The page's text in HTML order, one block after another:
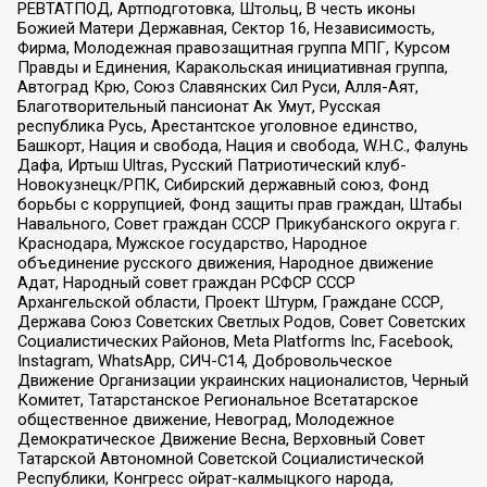
РЕВТАТПОД, Артподготовка, Штольц, В честь иконы
Божией Матери Державная, Сектор 16, Независимость,
Фирма, Молодежная правозащитная группа МПГ, Курсом
Правды и Единения, Каракольская инициативная группа,
Автоград Крю, Союз Славянских Сил Руси, Алля-Аят,
Благотворительный пансионат Ак Умут, Русская
республика Русь, Арестантское уголовное единство,
Башкорт, Нация и свобода, Нация и свобода, W.H.С., Фалунь
Дафа, Иртыш Ultras, Русский Патриотический клуб-
Новокузнецк/РПК, Сибирский державный союз, Фонд
борьбы с коррупцией, Фонд защиты прав граждан, Штабы
Навального, Совет граждан СССР Прикубанского округа г.
Краснодара, Мужское государство, Народное
объединение русского движения, Народное движение
Адат, Народный совет граждан РСФСР СССР
Архангельской области, Проект Штурм, Граждане СССР,
Держава Союз Советских Светлых Родов, Совет Советских
Социалистических Районов, Meta Platforms Inc, Facebook,
Instagram, WhatsApp, СИЧ-С14, Добровольческое
Движение Организации украинских националистов, Черный
Комитет, Татарстанское Региональное Всетатарское
общественное движение, Невоград, Молодежное
Демократическое Движение Весна, Верховный Совет
Татарской Автономной Советской Социалистической
Республики, Конгресс ойрат-калмыцкого народа,